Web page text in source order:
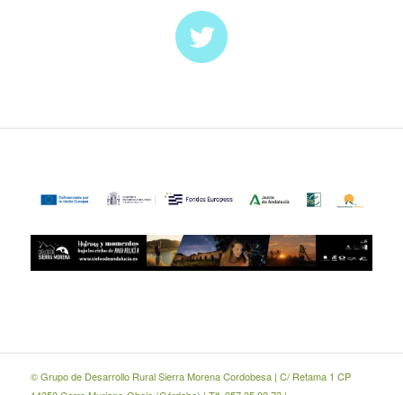
© Grupo de Desarrollo Rural Sierra Morena Cordobesa | C/ Retama 1 CP